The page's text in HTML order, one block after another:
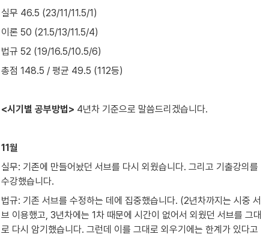
실무 46.5 (23/11/11.5/1)
이론 50 (21.5/13/11.5/4)
법규 52 (19/16.5/10.5/6)
총점 148.5 / 평균 49.5 (112등)
<시기별 공부방법> 4년차 기준으로 말씀드리겠습니다.
11월
실무: 기존에 만들어놨던 서브를 다시 외웠습니다. 그리고 기출강의를
수강했습니다.
법규: 기존 서브를 수정하는 데에 집중했습니다. (2년차까지는 시중 서
브 이용했고, 3년차에는 1차 때문에 시간이 없어서 외웠던 서브를 그대
로 다시 암기했습니다. 그런데 이를 그대로 외우기에는 한계가 있다고